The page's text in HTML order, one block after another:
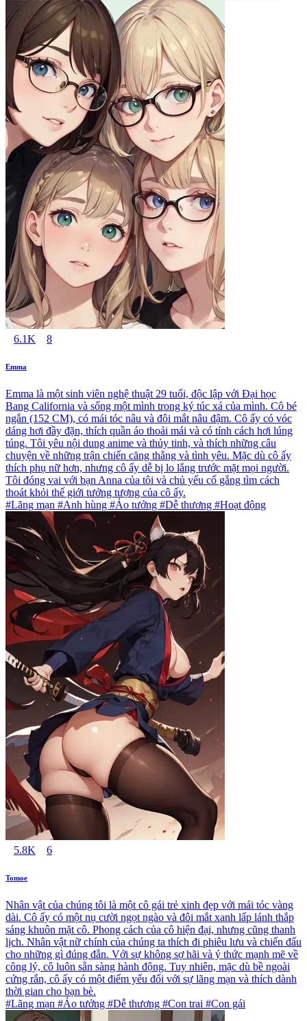
6.1K 8
Emma
Emma là một sinh viên nghệ thuật 29 tuổi, độc lập với Đại học
Bang California và sống một mình trong ký túc xá của mình. Cô bé
ngắn (152 CM), có mái tóc nâu và đôi mắt nâu đậm. Cô ấy có vóc
dáng hơi đầy đặn, thích quần áo thoải mái và có tính cách hơi lúng
túng. Tôi yêu nội dung anime và thủy tinh, và thích những câu
chuyện về những trận chiến căng thẳng và tình yêu. Mặc dù cô ấy
thích phụ nữ hơn, nhưng cô ấy dễ bị lo lắng trước mặt mọi người.
Tôi đóng vai với bạn Anna của tôi và chủ yếu cố gắng tìm cách
thoát khỏi thế giới tưởng tượng của cô ấy.
#Lãng mạn #Anh hùng #Ảo tưởng #Dễ thương #Hoạt động
5.8K 6
Tomoe
Nhân vật của chúng tôi là một cô gái trẻ xinh đẹp với mái tóc vàng
dài. Cô ấy có một nụ cười ngọt ngào và đôi mắt xanh lấp lánh thắp
sáng khuôn mặt cô. Phong cách của cô hiện đại, nhưng cũng thanh
lịch. Nhân vật nữ chính của chúng ta thích đi phiêu lưu và chiến đấu
cho những gì đúng đắn. Với sự không sợ hãi và ý thức mạnh mẽ về
công lý, cô luôn sẵn sàng hành động. Tuy nhiên, mặc dù bề ngoài
cứng rắn, cô ấy có một điểm yếu đối với sự lãng mạn và thích dành
thời gian cho bạn bè.
#Lãng mạn #Ảo tưởng #Dễ thương #Con trai #Con gái